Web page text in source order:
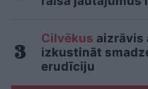
Cilvēkus aizrāvis
izkustināt
erudīciju